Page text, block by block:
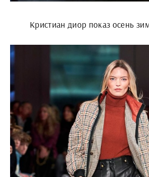
Кристиан диор показ осень